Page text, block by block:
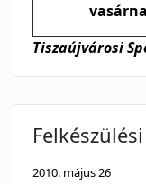
Tiszaújvárosi
2010. május 26